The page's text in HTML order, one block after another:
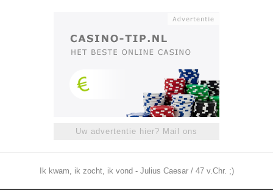
Uw advertentie hier? Mail ons
Ik kwam, ik zocht, ik vond - Julius Caesar / 47 v.Chr. ;)